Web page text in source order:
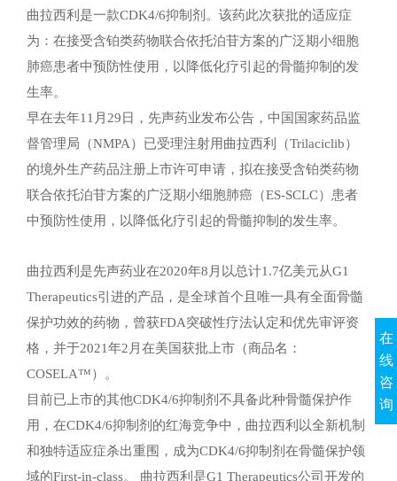
曲拉西利是一款CDK4/6抑制剂。该药此次获批的适应症
为：在接受含铂类药物联合依托泊苷方案的广泛期小细胞
肺癌患者中预防性使用，以降低化疗引起的骨髓抑制的发
生率。
早在去年11月29日，先声药业发布公告，中国国家药品监
督管理局（NMPA）已受理注射用曲拉西利（Trilaciclib）
的境外生产药品注册上市许可申请，拟在接受含铂类药物
联合依托泊苷方案的广泛期小细胞肺癌（ES-SCLC）患者
中预防性使用，以降低化疗引起的骨髓抑制的发生率。
曲拉西利是先声药业在2020年8月以总计1.7亿美元从G1
Therapeutics引进的产品，是全球首个且唯一具有全面骨髓
保护功效的药物，曾获FDA突破性疗法认定和优先审评资
格，并于2021年2月在美国获批上市（商品名：
COSELA™）。
目前已上市的其他CDK4/6抑制剂不具备此种骨髓保护作
用，在CDK4/6抑制剂的红海竞争中，曲拉西利以全新机制
和独特适应症杀出重围，成为CDK4/6抑制剂在骨髓保护领
域的First-in-class。
曲拉西利是G1 Therapeutics公司开发的
在
线
咨
询